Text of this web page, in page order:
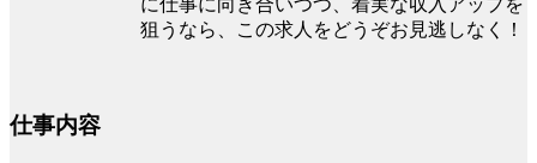
に仕事に向き合いつつ、着実な収入アップを
狙うなら、この求人をどうぞお見逃しなく！
仕事内容